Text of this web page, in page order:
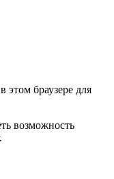
этом браузере для
возможность